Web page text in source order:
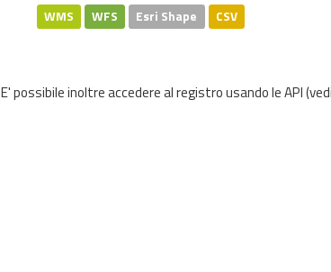
WMS WFS Esri Shape CSV
E' possibile inoltre accedere al registro usando leAPI(vedi